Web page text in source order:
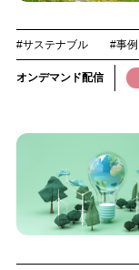
#サステナブル #事例
オンデマンド配信